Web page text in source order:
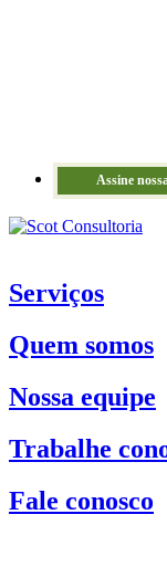
Assine
Serviços
Quem somos
Nossa equipe
Trabalhe
Fale conosco